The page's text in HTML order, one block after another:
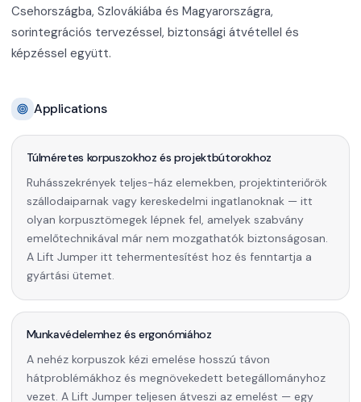
Csehországba, Szlovákiába és Magyarországra,
sorintegrációs tervezéssel, biztonsági átvétellel és
képzéssel együtt.
Applications
Túlméretes korpuszokhoz és projektbútorokhoz
Ruhásszekrények teljes-ház elemekben, projektinteriőrök
szállodaiparnak vagy kereskedelmi ingatlanoknak — itt
olyan korpusztömegek lépnek fel, amelyek szabvány
emelőtechnikával már nem mozgathatók biztonságosan.
A Lift Jumper itt tehermentesítést hoz és fenntartja a
gyártási ütemet.
Munkavédelemhez és ergonómiához
A nehéz korpuszok kézi emelése hosszú távon
hátproblémákhoz és megnövekedett betegállományhoz
vezet. A Lift Jumper teljesen átveszi az emelést — egy